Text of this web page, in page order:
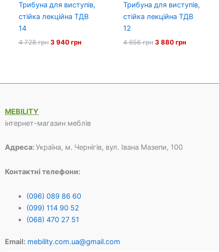
Трибуна для виступів,
стійка лекційна ТДВ
14
4 728грн Оригінальна
3 940грнПоточна
Трибуна для виступів,
стійка лекційна ТДВ
12
4 656грн Оригінальна
3 880грнПоточна
MEBILITY
інтернет-магазин меблів
Адреса:Україна, м. Чернігів, вул. Івана Мазепи, 100
Контактні телефони:
(096) 089 86 60
(099) 114 90 52
(068) 470 27 51
Email: mebility.com.ua@gmail.com